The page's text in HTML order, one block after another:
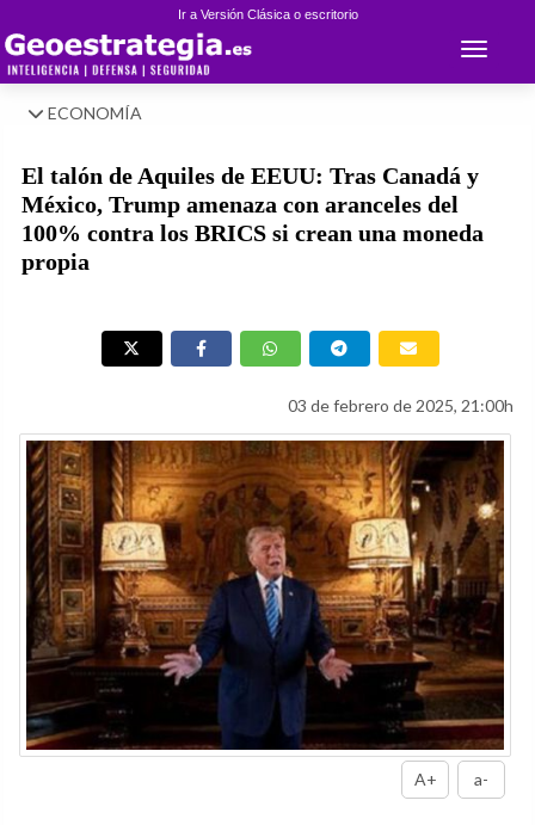
Ir a Versión Clásica o escritorio
Toggle
ECONOMÍA
El talón de Aquiles de EEUU: Tras Canadá y
México, Trump amenaza con aranceles del
100% contra los BRICS si crean una moneda
propia
03 de febrero de 2025, 21:00h
A+ a-